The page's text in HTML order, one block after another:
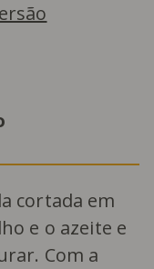
cortada em
e o azeite e
Com a